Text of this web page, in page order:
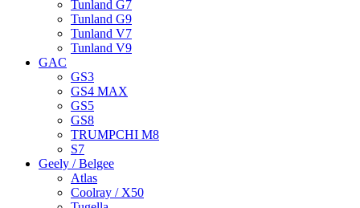
Tunland G7
Tunland G9
Tunland V7
Tunland V9
GAC
GS3
GS4 MAX
GS5
GS8
TRUMPCHI M8
S7
Geely / Belgee
Atlas
Coolray / X50